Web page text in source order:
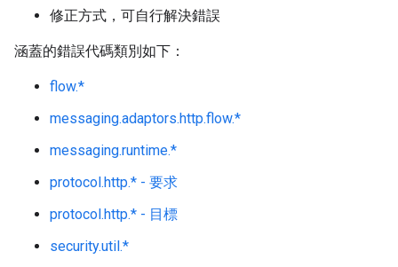
修正方式，可自行解決錯誤
涵蓋的錯誤代碼類別如下：
flow.*
messaging.adaptors.http.flow.*
messaging.runtime.*
protocol.http.* - 要求
protocol.http.* - 目標
security.util.*